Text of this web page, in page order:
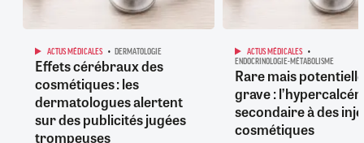
ACTUS MÉDICALES DERMATOLOGIE
Effets cérébraux des
cosmétiques : les
dermatologues alertent
sur des publicités jugées
trompeuses
ACTUS MÉDICALES
ENDOCRINOLOGIE-MÉTABOLISME
Rare mais
grave :
secondaire à des
cosmétiques